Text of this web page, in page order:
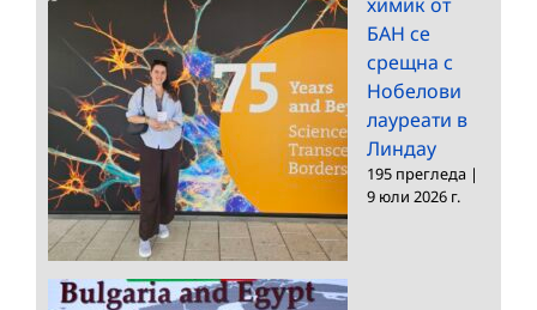
БАН се
срещна с
Нобелови
лауреати в
Линдау
195 прегледа |
9 юли 2026 г.